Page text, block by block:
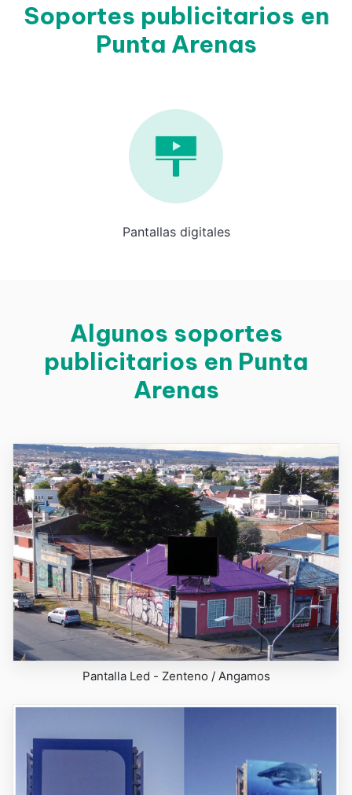
Soportes publicitarios en
Punta Arenas
Pantallas digitales
Algunos soportes
publicitarios en Punta
Arenas
Pantalla Led - Zenteno / Angamos